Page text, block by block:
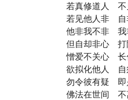
若真修道人 不
若见他人非 自
他非我不非 我
但自却非心 打
憎爱不关心 长
欲拟化他人 自
勿令彼有疑 即
佛法在世间 不